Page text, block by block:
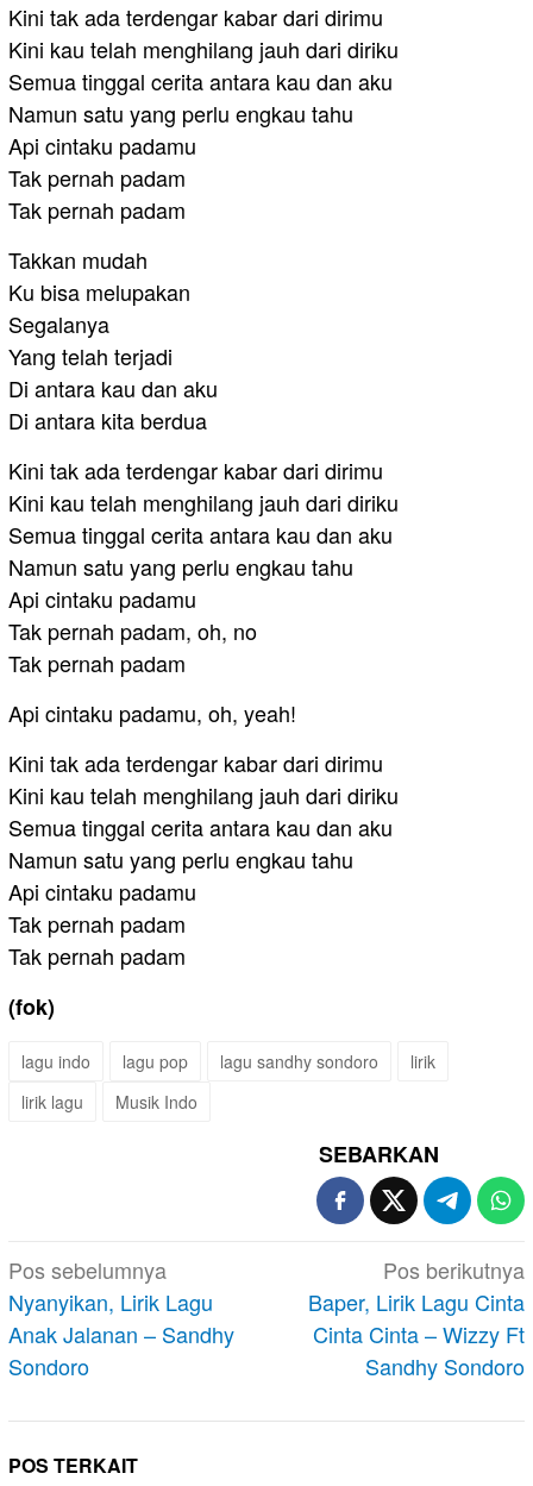
Kini tak ada terdengar kabar dari dirimu
Kini kau telah menghilang jauh dari diriku
Semua tinggal cerita antara kau dan aku
Namun satu yang perlu engkau tahu
Api cintaku padamu
Tak pernah padam
Tak pernah padam
Takkan mudah
Ku bisa melupakan
Segalanya
Yang telah terjadi
Di antara kau dan aku
Di antara kita berdua
Kini tak ada terdengar kabar dari dirimu
Kini kau telah menghilang jauh dari diriku
Semua tinggal cerita antara kau dan aku
Namun satu yang perlu engkau tahu
Api cintaku padamu
Tak pernah padam, oh, no
Tak pernah padam
Api cintaku padamu, oh, yeah!
Kini tak ada terdengar kabar dari dirimu
Kini kau telah menghilang jauh dari diriku
Semua tinggal cerita antara kau dan aku
Namun satu yang perlu engkau tahu
Api cintaku padamu
Tak pernah padam
Tak pernah padam
(fok)
lagu indo lagu pop lagu sandhy sondoro
lirik
lirik lagu
Musik Indo
SEBARKAN
Navigasi
pos
Pos sebelumnya
Nyanyikan, Lirik Lagu
Anak Jalanan – Sandhy
Sondoro
Pos berikutnya
Baper, Lirik Lagu Cinta
Cinta Cinta – Wizzy Ft
Sandhy Sondoro
POS TERKAIT